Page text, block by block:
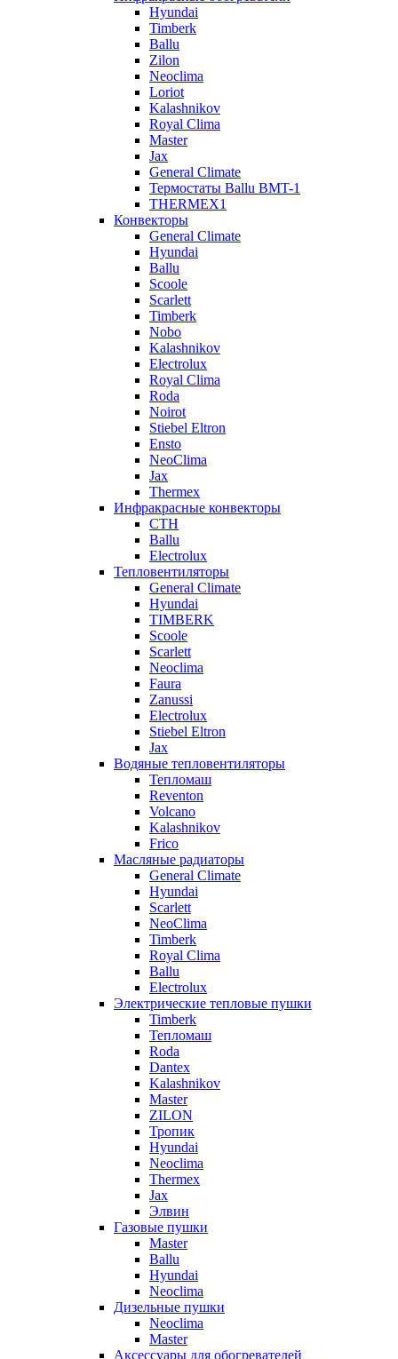
Hyundai
Timberk
Ballu
Zilon
Neoclima
Loriot
Kalashnikov
Royal Clima
Master
Jax
General Climate
Термостаты Ballu BMT-1
THERMEX1
Конвекторы
General Climate
Hyundai
Ballu
Scoole
Scarlett
Timberk
Nobo
Kalashnikov
Electrolux
Royal Clima
Roda
Noirot
Stiebel Eltron
Ensto
NeoClima
Jax
Thermex
Инфракрасные конвекторы
CTH
Ballu
Electrolux
Тепловентиляторы
General Climate
Hyundai
TIMBERK
Scoole
Scarlett
Neoclima
Faura
Zanussi
Electrolux
Stiebel Eltron
Jax
Водяные тепловентиляторы
Тепломаш
Reventon
Volcano
Kalashnikov
Frico
Масляные радиаторы
General Climate
Hyundai
Scarlett
NeoClima
Timberk
Royal Clima
Ballu
Electrolux
Электрические тепловые пушки
Timberk
Тепломаш
Roda
Dantex
Kalashnikov
Master
ZILON
Тропик
Hyundai
Neoclima
Thermex
Jax
Элвин
Газовые пушки
Master
Ballu
Hyundai
Neoclima
Дизельные пушки
Neoclima
Master
Аксессуары для обогревателей